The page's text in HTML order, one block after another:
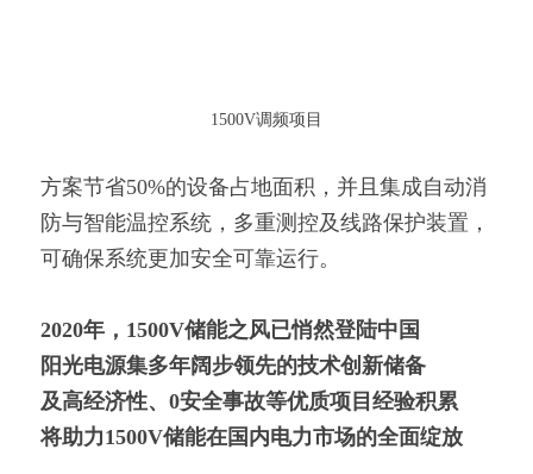
1500V调频项目
方案节省50%的设备占地面积，并且集成自动消
防与智能温控系统，多重测控及线路保护装置，
可确保系统更加安全可靠运行。
2020年，1500V储能之风已悄然登陆中国
阳光电源集多年阔步领先的技术创新储备
及高经济性、0安全事故等优质项目经验积累
将助力1500V储能在国内电力市场的全面绽放